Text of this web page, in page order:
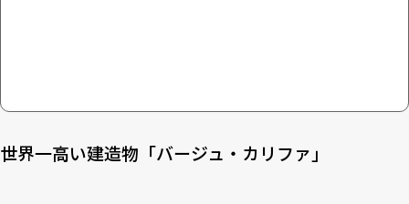
世界一高い建造物「バージュ・カリファ」